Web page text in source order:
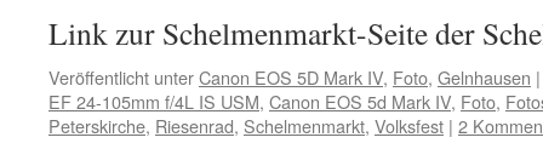
Link zur Schelmenmarkt-Seite der
Veröffentlicht unterCanon EOS 5D Mark IV, Foto, Gelnhausen |
EF 24-105mm f/4L IS USM, Canon EOS 5d Mark IV, Foto,
Peterskirche, Riesenrad, Schelmenmarkt, Volksfest | 2